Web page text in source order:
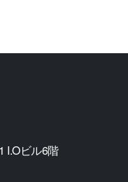
I.Oビル6階